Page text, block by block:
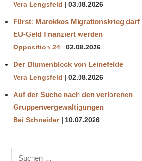
Vera Lengsfeld 03.08.2026
Fürst: Marokkos Migrationskrieg
EU-Geld finanziert werden
Opposition 24 02.08.2026
Der Blumenblock von Leinefelde
Vera Lengsfeld 02.08.2026
Auf der Suche nach den verlorenen
Gruppenvergewaltigungen
Bei Schneider 10.07.2026
Suchen